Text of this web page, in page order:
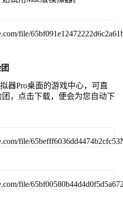
器Pro桌面的游戏中心，可直
，点击下载，便会为您自动下